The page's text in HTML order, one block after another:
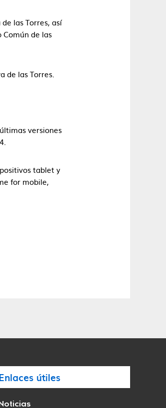
las Torres, así
de las
de las Torres.
versiones
tablet y
for mobile,
útiles
Noticias